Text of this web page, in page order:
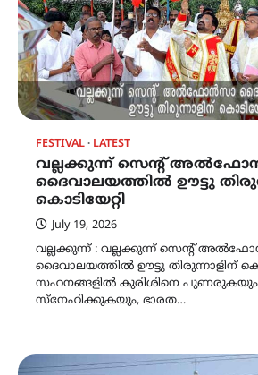
FESTIVAL LATEST
വല്ലക്കുന്ന് സെന്റ്
ദൈവാലയത്തിൽ ഊട്ടു
കൊടിയേറ്റി
July 19, 2026
വല്ലക്കുന്ന് : വല്ലക്കുന്ന് സെന്റ്
ദൈവാലയത്തിൽ ഊട്ടു തിരുന്നാളിന്
സഹനങ്ങളിൽ കുരിശിനെ പുണരുകയും,
സ്നേഹിക്കുകയും, ഭാരത…